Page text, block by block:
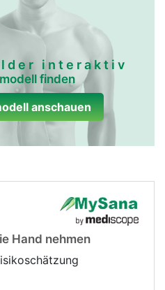
interaktiv
finden
anschauen
Hand nehmen